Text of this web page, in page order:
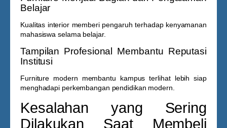
Belajar
Kualitas interior memberi pengaruh terhadap kenyamanan
mahasiswa selama belajar.
Tampilan Profesional Membantu Reputasi
Institusi
Furniture modern membantu kampus terlihat lebih siap
menghadapi perkembangan pendidikan modern.
Kesalahan yang Sering
Dilakukan Saat Membeli